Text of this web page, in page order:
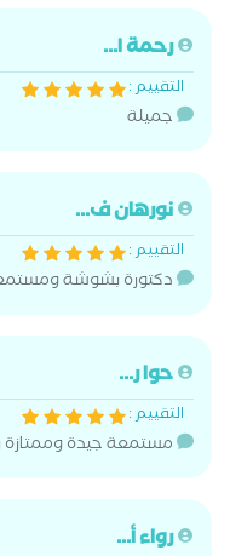
رحمة ا...
التقييم :
جميلة
نورهان ف...
التقييم :
دكتورة بشوشة
حوا ر...
التقييم :
مستمعة جيدة وممتازة
رواء أ...